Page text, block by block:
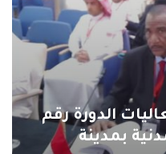
الدورة رقم
بمدينة